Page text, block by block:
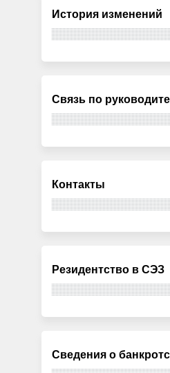
История изменений
Связь по
Контакты
Резидентство в СЭЗ
Сведения о